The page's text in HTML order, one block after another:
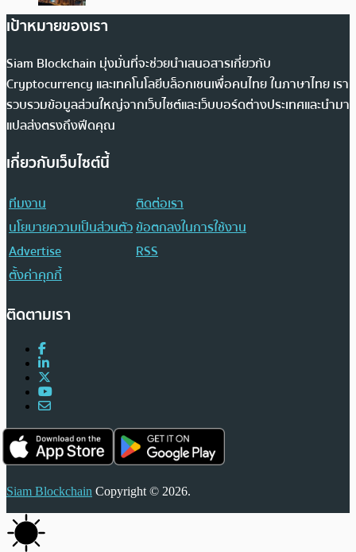
เป้าหมายของเรา
Siam Blockchain มุ่งมั่นที่จะช่วยนำเสนอสารเกี่ยวกับ
Cryptocurrency และเทคโนโลยีบล็อกเชนเพื่อคนไทย ในภาษาไทย เรา
รวบรวมข้อมูลส่วนใหญ่จากเว็บไซต์และเว็บบอร์ดต่างประเทศและนำมา
แปลส่งตรงถึงฟีดคุณ
เกี่ยวกับเว็บไซต์นี้
ทีมงาน
ติดต่อเรา
นโยบายความเป็นส่วนตัวข้อตกลงในการใช้งาน
Advertise
RSS
ตั้งค่าคุกกี้
ติดตามเรา
Siam Blockchain Copyright © 2026.